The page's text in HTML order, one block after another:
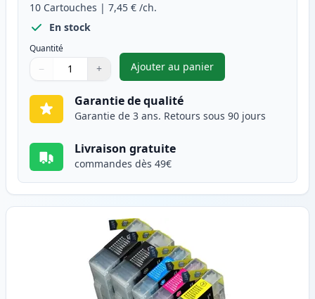
10 Cartouches | 7,45 € /ch.
En stock
Quantité
Quantité
Utilisez les boutons pour ajuster
− +
Quantité
Ajouter au panier
,Pack de 10 Brother LC1240
Garantie de qualité
Garantie de 3 ans. Retours sous 90 jours
Livraison gratuite
commandes dès 49€